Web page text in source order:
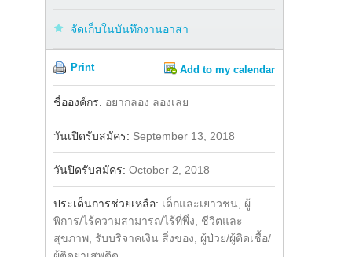
จัดเก็บในบันทึกงานอาสา
Print Add to my calendar
ชื่อองค์กร: อยากลอง ลองเลย
วันเปิดรับสมัคร: September 13, 2018
วันปิดรับสมัคร: October 2, 2018
ประเด็นการช่วยเหลือ: เด็กและเยาวชน, ผู้
พิการ/ไร้ความสามารถ/ไร้ที่พึ่ง, ชีวิตและ
สุขภาพ, รับบริจาคเงิน สิ่งของ, ผู้ป่วย/ผู้ติดเชื้อ/